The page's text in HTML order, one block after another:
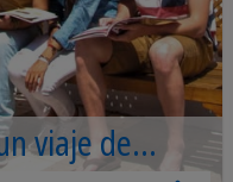
viaje de